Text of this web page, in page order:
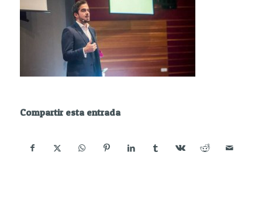
Compartir esta entrada